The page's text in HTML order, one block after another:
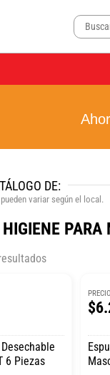
DE:
variar según el local.
PARA
6 Piezas
PRECIO